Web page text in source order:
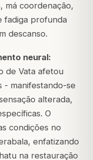
má coordenação,
fadiga profunda
descanso.
neural:
de Vata afetou
- manifestando-se
alterada,
O
condições no
enfatizando
na restauração